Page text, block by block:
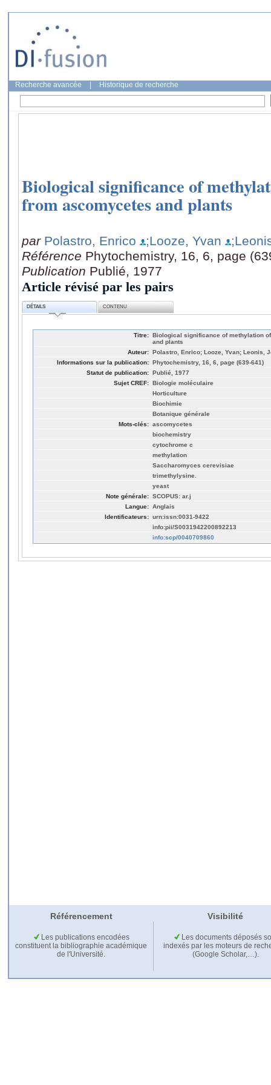
Recherche avancée Historique de recherche
Biological significance of
from ascomycetes and plants
par Polastro, Enrico ;Looze, Yvan
Référence Phytochemistry, 16, 6, page
Publication Publié, 1977
Article révisé par les pairs
DÉTAILS CONTENU
Titre: Biological significance of methylation
and plants
Auteur: Polastro, Enrico; Looze, Yvan; Leonis,
Informations sur la publication: Phytochemistry, 16, 6, page (639-641)
Statut de publication: Publié, 1977
Sujet CREF: Biologie moléculaire
Horticulture
Biochimie
Botanique générale
Mots-clés: ascomycetes
biochemistry
cytochrome c
methylation
Saccharomyces cerevisiae
trimethylysine.
yeast
Note générale: SCOPUS: ar.j
Langue: Anglais
Identificateurs: urn:issn:0031-9422
info:pii/S0031942200892213
info:scp/0040709860
Référencement Visibilité
Les publications encodées
constituent la bibliographie académique
de l'Université.
Les documents déposés
indexés par les moteurs de
(Google Scholar,…).